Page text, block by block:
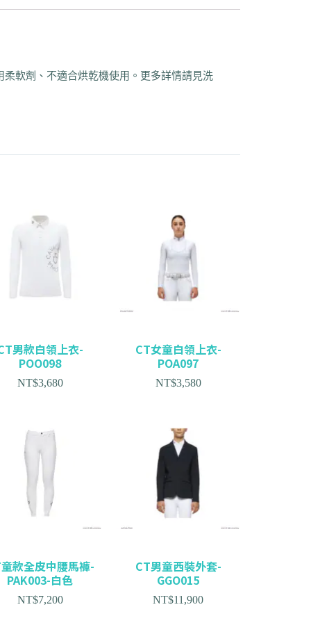
軟劑、不適合烘乾機使用。更多詳情請見洗
男款白領上衣-
POO098
NT$3,680
CT女童白領上衣-
POA097
NT$3,580
款全皮中腰馬褲-
PAK003-白色
NT$7,200
CT男童西裝外套-
GGO015
NT$11,900